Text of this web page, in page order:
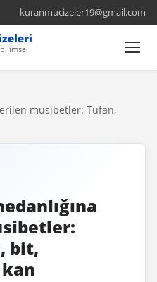
kuranmucizeler19@gmail.com
musibetler: Tufan,
bit,